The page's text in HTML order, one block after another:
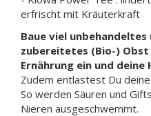
erfrischt mit Kräuterkraft
Baue viel unbehandeltes
zubereitetes (Bio-) Obst
Ernährung ein und
Zudem entlastest Du
So werden Säuren und
Nieren ausgeschwemmt.